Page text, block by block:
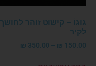
גּוֹגוֹ – קישוט זוהר לחושך
לקיר
150.00
₪
–
350.00
₪